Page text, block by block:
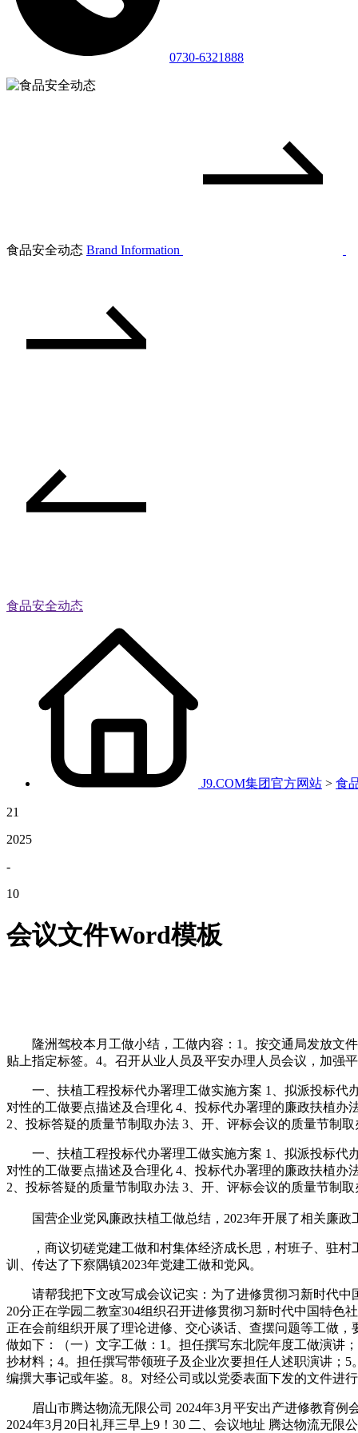
0730-6321888
食品安全动态 Brand Information
食品安全动态
J9.COM集团官方网站 > 食
21
2025
-
10
会议文件Word模板
隆洲驾校本月工做小结，工做内容：1。按交通局发放文件
贴上指定标签。4。召开从业人员及平安办理人员会议，加强
一、扶植工程投标代办署理工做实施方案 1、拟派投标代
对性的工做要点描述及合理化 4、投标代办署理的廉政扶植
2、投标答疑的质量节制取办法 3、开、评标会议的质量节制
一、扶植工程投标代办署理工做实施方案 1、拟派投标代
对性的工做要点描述及合理化 4、投标代办署理的廉政扶植
2、投标答疑的质量节制取办法 3、开、评标会议的质量节制
国营企业党风廉政扶植工做总结，2023年开展了相关廉政
，商议切磋党建工做和村集体经济成长思，村班子、驻村
训、传达了下察隅镇2023年党建工做和党风。
请帮我把下文改写成会议记实：为了进修贯彻习新时代中
20分正在学园二教室304组织召开进修贯彻习新时代中国特色
正在会前组织开展了理论进修、交心谈话、查摆问题等工做
做如下：（一）文字工做：1。担任撰写东北院年度工做演讲
抄材料；4。担任撰写带领班子及企业次要担任人述职演讲；
编撰大事记或年鉴。8。对经公司或以党委表面下发的文件进
眉山市腾达物流无限公司 2024年3月平安出产进修教育例
2024年3月20日礼拜三早上9！30 二、会议地址 腾达物流无